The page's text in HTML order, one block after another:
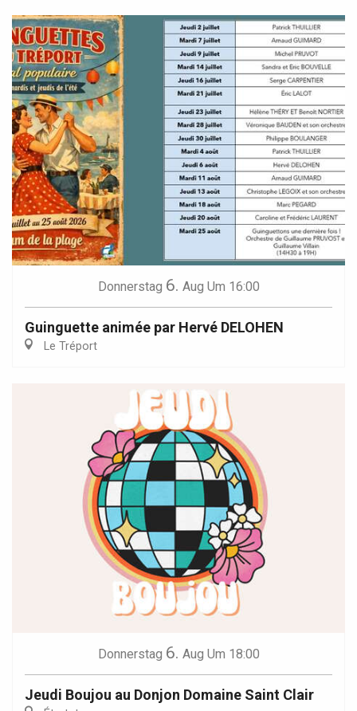
Donnerstag 6. Aug Um 16:00
Guinguette animée par Hervé DELOHEN
Le Tréport
Donnerstag 6. Aug Um 18:00
Jeudi Boujou au Donjon Domaine Saint Clair